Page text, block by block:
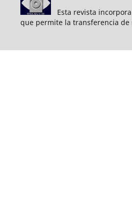
Esta revista
que permite la transferencia de